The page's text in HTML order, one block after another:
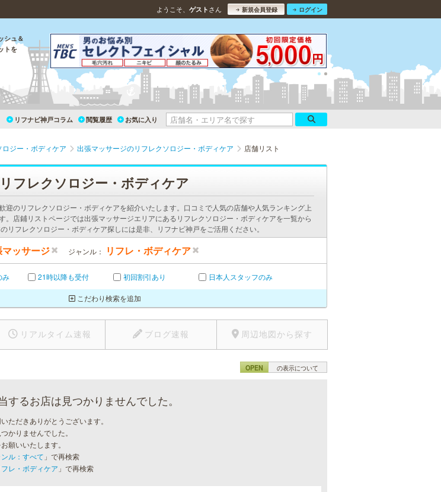
ようこそ、 ゲスト さん 新規会員登録 ログイン
シュ＆
トを
リフナビ神戸コラム 閲覧履歴 お気に入り
ジー・ボディケア 出張マッサージのリフレクソロジー・ボディケア 店舗リスト
フレクソロジー・ボディケア
迎のリフレクソロジー・ボディケアを紹介いたします。口コミで人気の店舗や人気ランキング上
。店鋪リストページでは出張マッサージエリアにあるリフレクソロジー・ボディケアを一覧から
リフレクソロジー・ボディケア探しには是非、リフナビ神戸をご活用ください。
マッサージ ジャンル： リフレ・ボディケア
み 21時以降も受付 初回割引あり 日本人スタッフのみ
こだわり検索を追加
リアルタイム速報 ブログ速報 周辺地図から探す
OPEN の表示について
するお店は見つかりませんでした。
ただきありがとうございます。
かりませんでした。
願いいたします。
ル：すべて 」で再検索
レ・ボディケア 」で再検索